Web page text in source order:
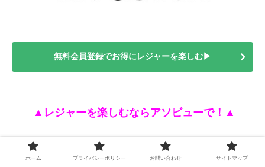
無料会員登録でお得にレジャーを楽しむ▶︎
▲ レジャーを楽しむならアソビューで！ ▲
ホーム プライバシーポリシー お問い合わせ サイトマップ